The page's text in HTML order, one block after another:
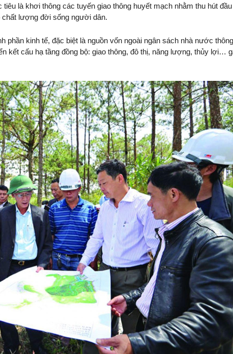
là khơi thông các tuyến giao thông huyết mạch nhằm thu hút
chất lượng đời sống người dân.
phần kinh tế, đặc biệt là nguồn vốn ngoài ngân sách nhà nước thông
kết cấu hạ tầng đồng bộ: giao thông, đô thị, năng lượng, thủy lợi…